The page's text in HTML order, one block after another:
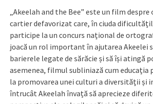
„Akeelah and the Bee” este un film
cartier defavorizat care, în ciuda
participe la un concurs național de
joacă un rol important în ajutarea Akeelei
barierele legate de sărăcie și să își atingă
asemenea, filmul subliniază cum educația
la promovarea unei culturi a diversității și
întrucât Akeelah învață să aprecieze